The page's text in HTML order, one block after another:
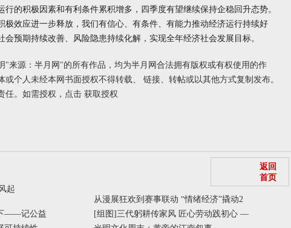
积极因素和有利条件累积增多，四季度有望继续保持企稳回升态势。
极效应进一步释放，我们有信心、有条件、有能力推动经济运行持续好
会预期持续改善、风险隐患持续化解，实现全年经济社会发展目标。
"来源：半月网"的所有作品，均为半月网合法拥有版权或有权使用的作
或个人未经本网书面授权不得转载、 链接、转帖或以其他方式复制发布。
任。如需授权，点击 获取授权
返回
首页
起
从漫展狂欢到赛事联动 “情绪经济”撬动2
——记公益 [组图]三代躬耕传家风 匠心劳动践初心 —